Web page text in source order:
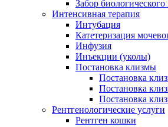
Забор биологического
Интенсивная терапия
Интубация
Катетеризация
Инфузия
Инъекции (уколы)
Постановка клизмы
Постановка
Постановка
Постановка
Рентгенологические услуги
Рентген кошки